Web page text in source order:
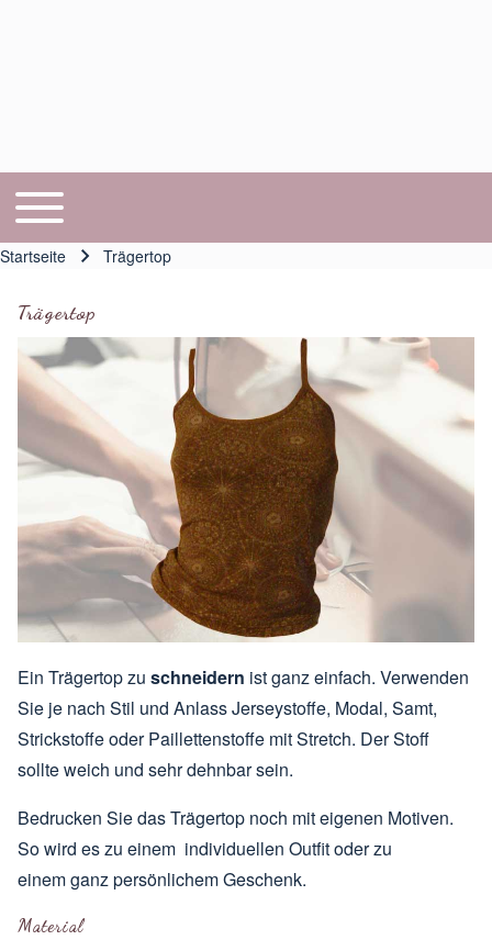
Hauptnavigation
Toggle main menu
Pfadnavigation
Startseite Trägertop
Trägertop
Ein Trägertop zu schneidern ist ganz einfach. Verwenden
Sie je nach Stil und Anlass Jerseystoffe, Modal, Samt,
Strickstoffe oder Paillettenstoffe mit Stretch. Der Stoff
sollte weich und sehr dehnbar sein.
Bedrucken Sie das Trägertop noch mit eigenen Motiven.
So wird es zu einem individuellen Outfit oder zu
einem ganz persönlichem Geschenk.
Material